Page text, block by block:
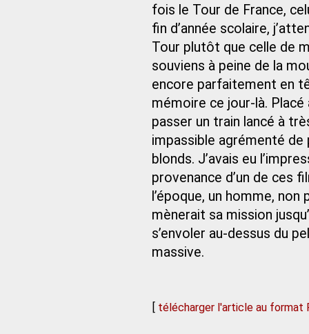
fois le Tour de France,
fin d’année scolaire,
Tour plutôt que celle de
souviens à peine de la
encore parfaitement en
mémoire ce jour-là. Placé
passer un train lancé à
impassible agrémenté
blonds. J’avais eu
provenance d’un de ces
l’époque, un homme,
mènerait sa mission
s’envoler au‑dessus du
massive.
[ télécharger l'article au format